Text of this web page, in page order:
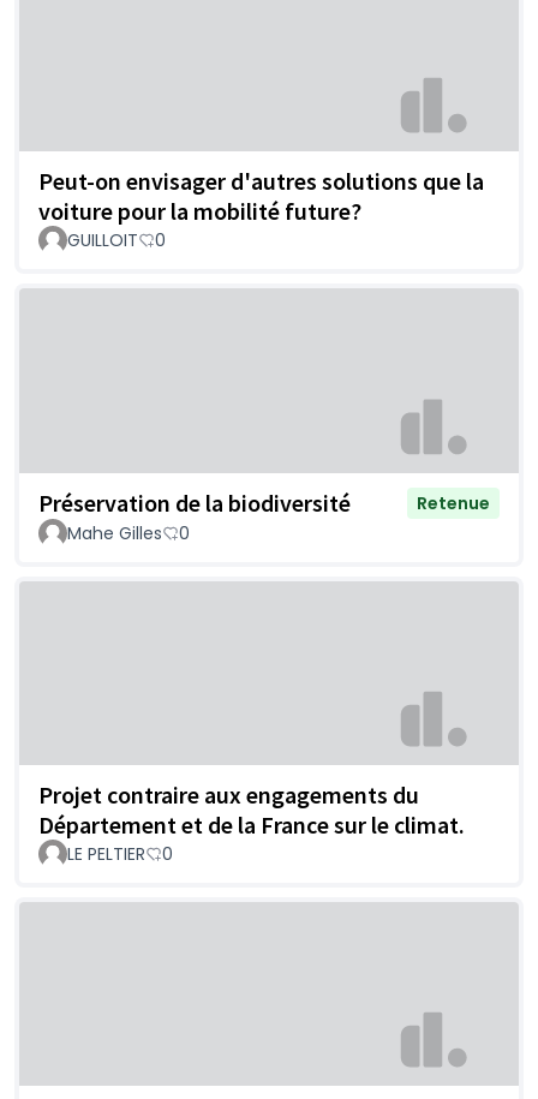
Peut-on envisager d'autres solutions que la
voiture pour la mobilité future?
GUILLOIT 0
Préservation de la biodiversité
Retenue
Mahe Gilles
0
Projet contraire aux engagements du
Département et de la France sur le climat.
LE PELTIER 0